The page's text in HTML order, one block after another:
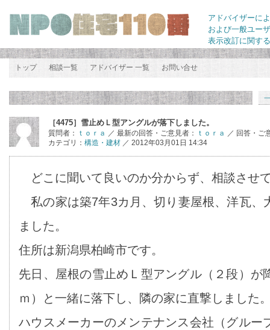
アドバイザーに
および一般ユー
表示改訂に関す
トップ 相談一覧 アドバイザー 一覧 お問い合せ
［4475］雪止めＬ型アングルが落下しました。
質問者： ｔｏｒａ ／ 最新の回答・ご意見者： ｔｏｒａ
／ 回答・ご
カテゴリ： 構造・建材 ／ 2012年03月01日 14:34
どこに聞いて良いのか分からず、相談させ
私の家は築7年3カ月、切り妻屋根、洋瓦、
ました。
住所は新潟県柏崎市です。
先日、屋根の雪止めＬ型アングル（２段）が
ｍ）と一緒に落下し、隣の家に直撃しました
ハウスメーカーのメンテナンス会社（グルー